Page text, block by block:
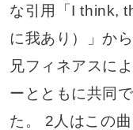
な引用「I think,
に我あり）」か
兄フィネアスに
ーとともに共同
た。 2人はこの